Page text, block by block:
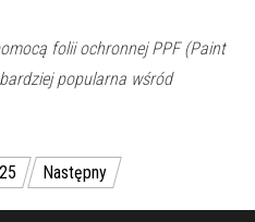
folii ochronnej PPF (Paint
popularna wśród
25 Następny